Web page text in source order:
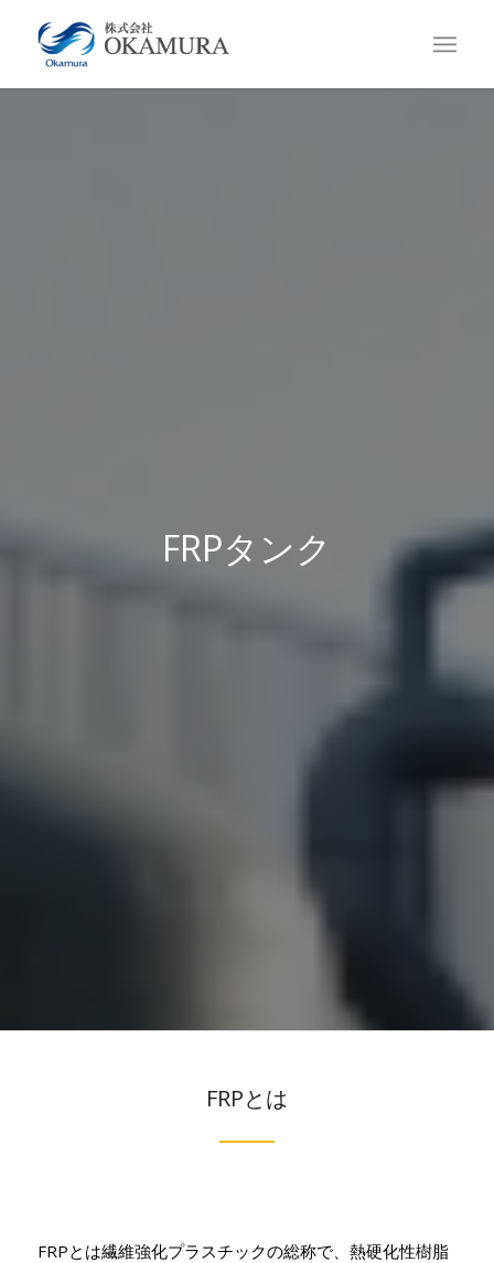
FRPタンク
FRPとは
FRPとは繊維強化プラスチックの総称で、熱硬化性樹脂